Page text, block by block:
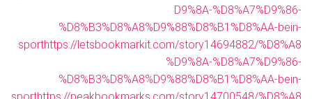
D9%8A-%D8%A7%D9%86-
%D8%B3%D8%A8%D9%88%D8%B1%D8%AA-bein-
sporthttps://letsbookmarkit.com/story14694882/%D8%A8
%D9%8A-%D8%A7%D9%86-
%D8%B3%D8%A8%D9%88%D8%B1%D8%AA-bein-